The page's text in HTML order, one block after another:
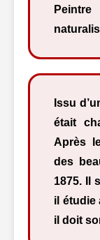
Issu
était
Après
des
1875. Il
il étudie
il doit